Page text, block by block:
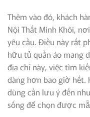
Thêm vào đó, khách
Nội Thất Minh Khôi,
yêu cầu. Điều này rất
hữu tủ quần áo mang
địa chỉ này, việc tìm
dàng hơn bao giờ hết.
dùng cần lưu ý đến
sống để chọn được